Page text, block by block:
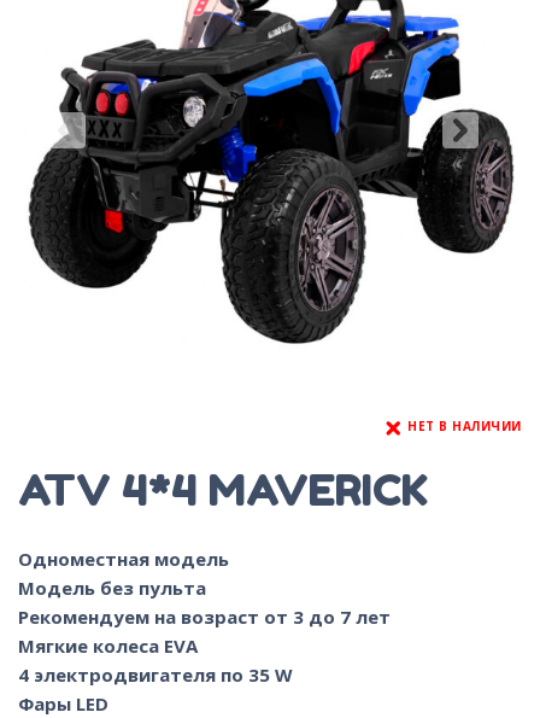
НЕТ В НАЛИЧИИ
ATV 4*4 MAVERICK
Одноместная модель
Модель без пульта
Рекомендуем на возраст от 3 до 7 лет
Мягкие колеса EVA
4 электродвигателя по 35 W
Фары LED